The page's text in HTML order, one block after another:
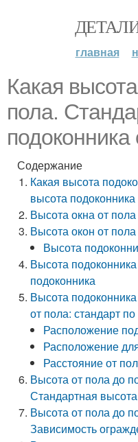
главная
Какая
пола.
подоконника
Содержание
Какая высота
высота
Высота окна от
Высота окон от
Высота
Высота
подоконника
Высота
от пола: стандарт
Расположение
Расположение
Расстояние от
Высота от пола до
Стандартная
Высота от пола до
Зависимость